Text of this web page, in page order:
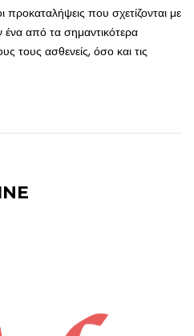
προκαταλήψεις που σχετίζονται με
ένα από τα σημαντικότερα
τους ασθενείς, όσο και τις